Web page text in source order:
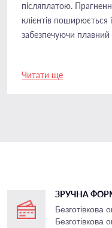
Читати ще
післяплатою.
клієнтів поширюється
забезпечуючи
ЗРУЧНА
Безготівкова
Безготівкова